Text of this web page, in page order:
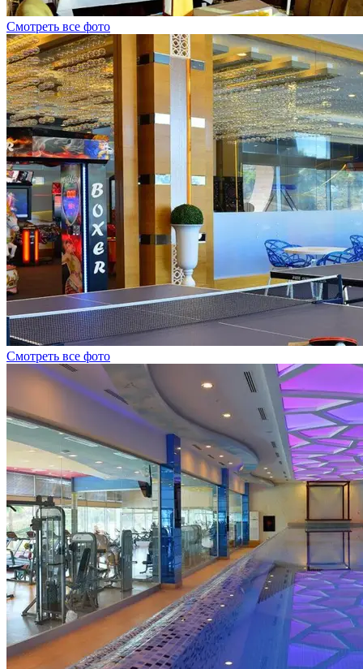
Смотреть все фото
Смотреть все фото